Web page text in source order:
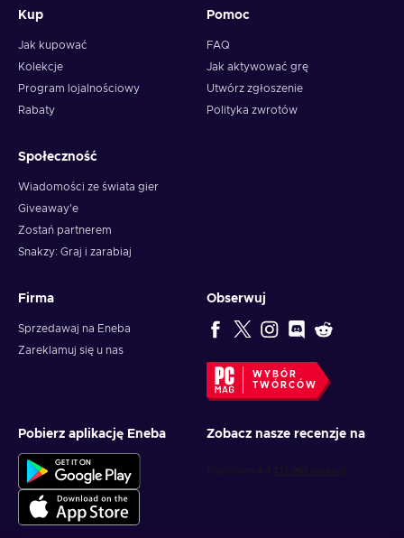
Kup
Jak kupować
Kolekcje
Program lojalnościowy
Rabaty
Pomoc
FAQ
Jak aktywować grę
Utwórz zgłoszenie
Polityka zwrotów
Społeczność
Wiadomości ze świata gier
Giveaway'e
Zostań partnerem
Snakzy: Graj i zarabiaj
Firma
Sprzedawaj na Eneba
Zareklamuj się u nas
Obserwuj
WYBÓR
TWÓRCÓW
Pobierz aplikację Eneba Zobacz nasze recenzje na